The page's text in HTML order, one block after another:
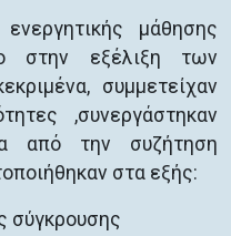
μάθησης
στην εξέλιξη των
συμμετείχαν
,συνεργάστηκαν
από την συζήτηση
στα εξής:
σύγκρουσης